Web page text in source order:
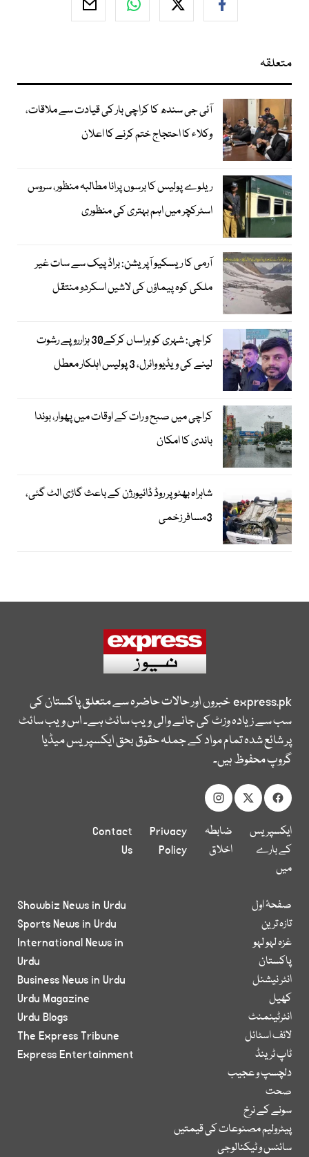
متعلقہ
آئی جی سندھ کا کراچی بار کی قیادت سے ملاقات،
وکلاء کا احتجاج ختم کرنے کا اعلان
ریلوے پولیس کا برسوں پرانا مطالبہ منظور، سروس
اسٹرکچر میں اہم بہتری کی منظوری
آرمی کا ریسکیو آپریشن: براڈ پیک سے سات غیر
ملکی کوہ پیماؤں کی لاشیں اسکردو منتقل
کراچی: شہری کو ہراساں کرکے30 ہزارروپے رشوت
لینے کی ویڈیو وائرل، 3 پولیس اہلکار معطل
کراچی میں صبح و رات کے اوقات میں پھوار، بوندا
باندی کا امکان
شاہراہ بھٹو پر روڈ ڈائیورژن کے باعث گاڑی الٹ گئی،
3مسافر زخمی
express.pkخبروں اور حالات حاضرہ سے متعلق پاکستان کی
سب سے زیادہ وزٹ کی جانے والی ویب سائٹ ہے۔ اس ویب سائٹ
پر شائع شدہ تمام مواد کے جملہ حقوق بحق ایکسپریس میڈیا
گروپ محفوظ ہیں۔
ایکسپریس
کے بارے
میں
ضابطہ
اخلاق
Privacy
Policy
Contact
Us
صفحۂ اول
تازہ ترین
غزہ لہو لہو
پاکستان
انٹر نیشنل
کھیل
انٹرٹینمنٹ
لائف اسٹائل
ٹاپ ٹرینڈ
دلچسپ و عجیب
صحت
سونے کے نرخ
پیٹرولیم مصنوعات کی قیمتیں
سائنس و ٹیکنالوجی
Showbiz News in Urdu
Sports News in Urdu
International News in
Urdu
Business News in Urdu
Urdu Magazine
Urdu Blogs
The Express Tribune
Express Entertainment